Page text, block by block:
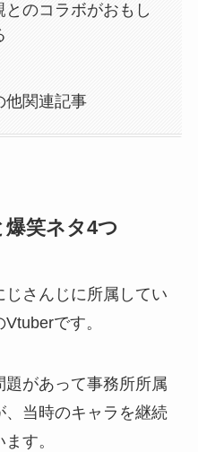
のコラボがおもし
他関連記事
笑ネタ4つ
じさんじに所属してい
Vtuberです。
があって事務所所属
当時のキャラを継続
す。